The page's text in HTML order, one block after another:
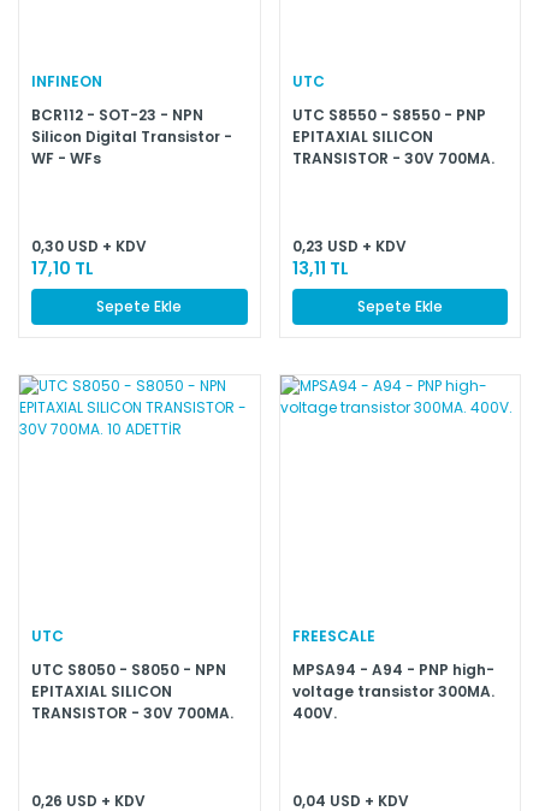
INFINEON
BCR112 - SOT-23 - NPN
Silicon Digital Transistor -
WF - WFs
0,30 USD + KDV
17,10 TL
Sepete Ekle
UTC
UTC S8550 - S8550 - PNP
EPITAXIAL SILICON
TRANSISTOR - 30V 700MA.
0,23 USD + KDV
13,11 TL
Sepete Ekle
UTC
UTC S8050 - S8050 - NPN
EPITAXIAL SILICON
TRANSISTOR - 30V 700MA.
0,26 USD + KDV
FREESCALE
MPSA94 - A94 - PNP high-
voltage transistor 300MA.
400V.
0,04 USD + KDV